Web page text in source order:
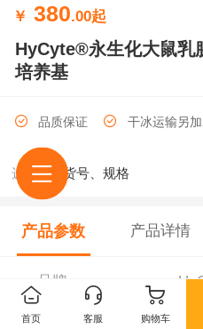
￥ 380.00起
HyCyte®永生化大鼠乳
培养基
品质保证 干冰运输另
选择 货号、规格
产品参数 产品详情
品牌
首页 客服 购物车